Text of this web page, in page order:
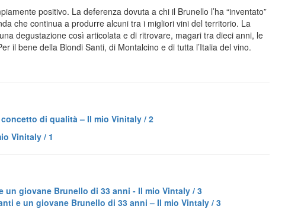
positivo. La deferenza dovuta a chi il Brunello l’ha “inventato”
che continua a produrre alcuni tra i migliori vini del territorio. La
degustazione così articolata e di ritrovare, magari tra dieci anni, le
il bene della Biondi Santi, di Montalcino e di tutta l’Italia del vino.
di qualità – Il mio Vinitaly / 2
Vinitaly / 1
un giovane Brunello di 33 anni - Il mio Vintaly / 3
e un giovane Brunello di 33 anni – Il mio Vintaly / 3